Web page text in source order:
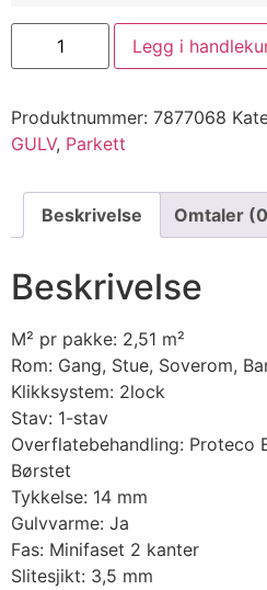
Legg i
Produktnummer: 7877068
GULV, Parkett
Beskrivelse Omtaler
Beskrivelse
M² pr pakke: 2,51 m²
Rom: Gang, Stue, Soverom,
Klikksystem: 2lock
Stav: 1-stav
Overflatebehandling: Proteco
Børstet
Tykkelse: 14 mm
Gulvvarme: Ja
Fas: Minifaset 2 kanter
Slitesjikt: 3,5 mm